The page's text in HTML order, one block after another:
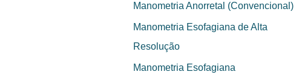
Manometria Anorretal (Convencional)
Manometria Esofagiana de Alta
Resolução
Manometria Esofagiana